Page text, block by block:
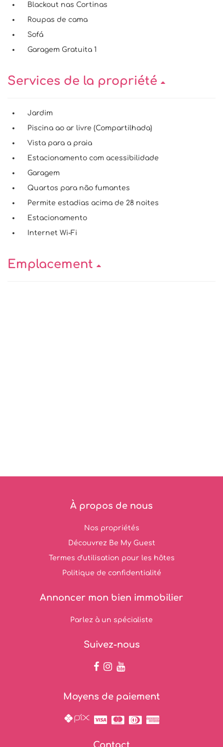
Blackout nas Cortinas
Roupas de cama
Sofá
Garagem Gratuita 1
Services de la propriété
Jardim
Piscina ao ar livre (Compartilhada)
Vista para a praia
Estacionamento com acessibilidade
Garagem
Quartos para não fumantes
Permite estadias acima de 28 noites
Estacionamento
Internet Wi-Fi
Emplacement
À propos de nous
Nos propriétés
Découvrez Be My Guest
Termes d'utilisation pour les hôtes
Politique de confidentialité
Annoncer mon bien immobilier
Parlez à un spécialiste
Suivez-nous
Moyens de paiement
Contact